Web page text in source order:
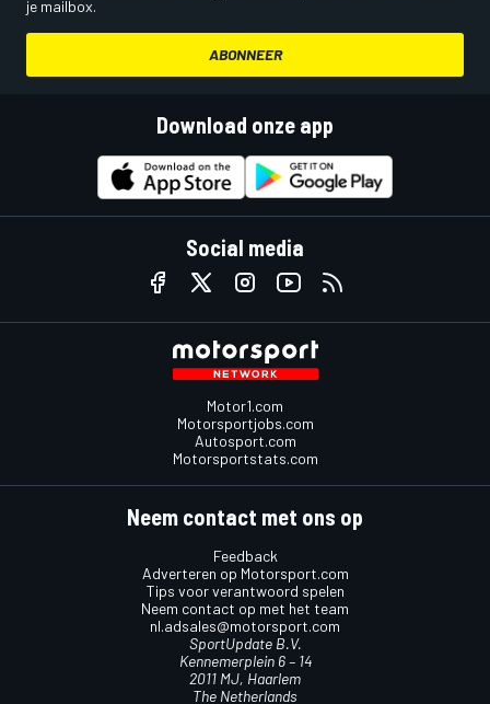
je mailbox.
ABONNEER
Download onze app
Social media
Motor1.com
Motorsportjobs.com
Autosport.com
Motorsportstats.com
Neem contact met ons op
Feedback
Adverteren op Motorsport.com
Tips voor verantwoord spelen
Neem contact op met het team
nl.adsales@motorsport.com
SportUpdate B.V.
Kennemerplein 6 – 14
2011 MJ, Haarlem
The Netherlands